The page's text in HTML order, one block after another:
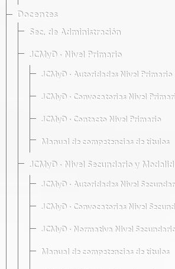
Docentes
Sec. de Administración
JCMyD · Nivel Primario
JCMyD · Autoridades Nivel Primario
JCMyD · Convocatorias Nivel
JCMyD · Contacto Nivel Primario
Manual de competencias de títulos
JCMyD · Nivel Secundario y
JCMyD · Autoridades Nivel
JCMyD · Convocatorias Nivel
JCMyD · Normativa Nivel
Manual de competencias de títulos